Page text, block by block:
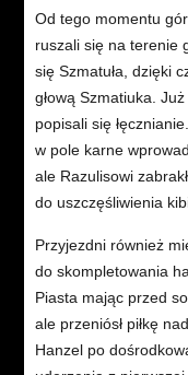
Od tego momentu
ruszali się na terenie
się Szmatuła, dzięki
głową Szmatiuka.
popisali się
w pole karne
ale Razulisowi
do uszczęśliwienia
Przyjezdni również
do skompletowania
Piasta mając przed
ale przeniósł piłkę
Hanzel po